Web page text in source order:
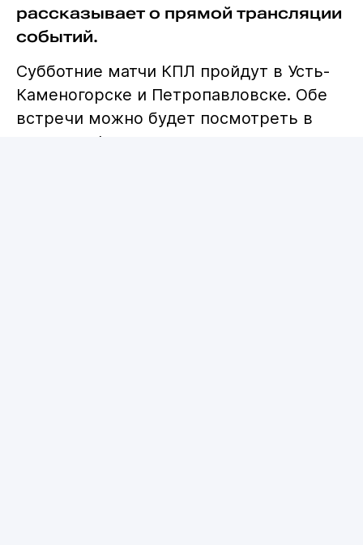
рассказывает о прямой трансляции
событий.
Субботние матчи КПЛ пройдут в Усть-
Каменогорске и Петропавловске. Обе
встречи можно будет посмотреть в
прямом эфире несколькими путями.